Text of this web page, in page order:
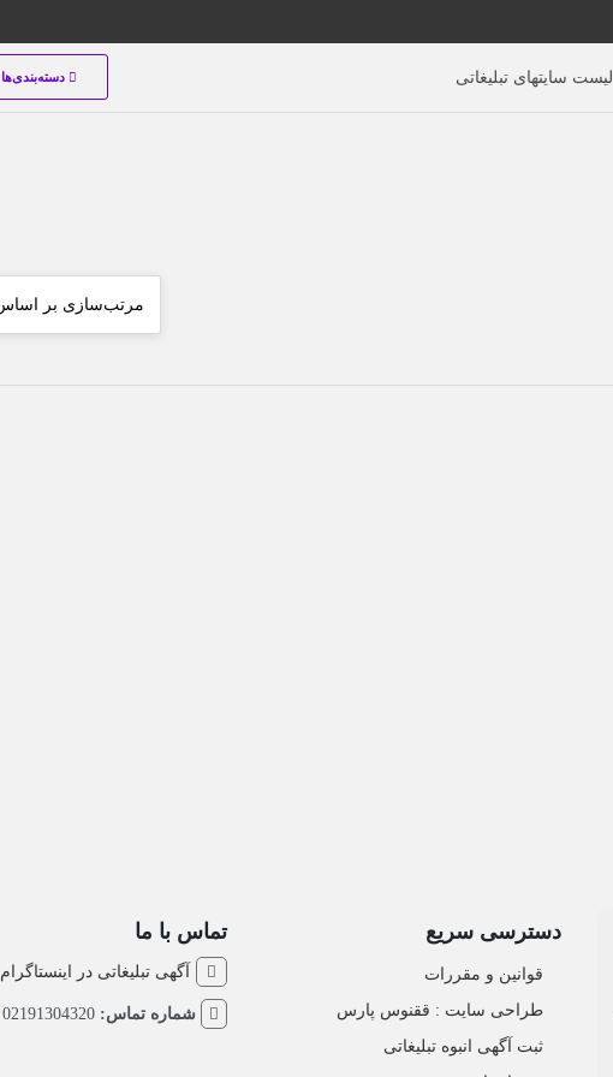
لیست سایتهای تبلیغاتی دسته‌بندی‌ها
دسترسی سریع
قوانین و مقررات
طراحی سایت : ققنوس پارس
ثبت آگهی انبوه تبلیغاتی
تماس با ما
آگهی تبلیغاتی در اینستاگرام
شماره تماس: 02191304320